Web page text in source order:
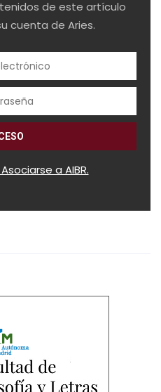
de este artículo
cuenta de Aries.
a AIBR.